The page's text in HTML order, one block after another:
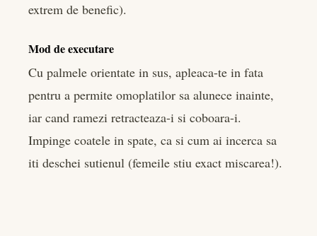
extrem de benefic).
Mod de executare
Cu palmele orientate in sus, apleaca-te in fata
pentru a permite omoplatilor sa alunece inainte,
iar cand ramezi retracteaza-i si coboara-i.
Impinge coatele in spate, ca si cum ai incerca sa
iti deschei sutienul (femeile stiu exact miscarea!).